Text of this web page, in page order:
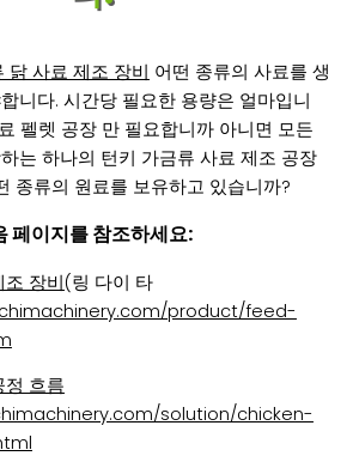
닭 사료 제조 장비 어떤 종류의 사료를 생
니다. 시간당 필요한 용량은 얼마입니
펠렛 공장 만 필요합니까 아니면 모든
는 하나의 턴키 가금류 사료 제조 공장
종류의 원료를 보유하고 있습니까?
페이지를 참조하세요:
장비(링 다이 타
product/feed-
정 흐름
solution/chicken-